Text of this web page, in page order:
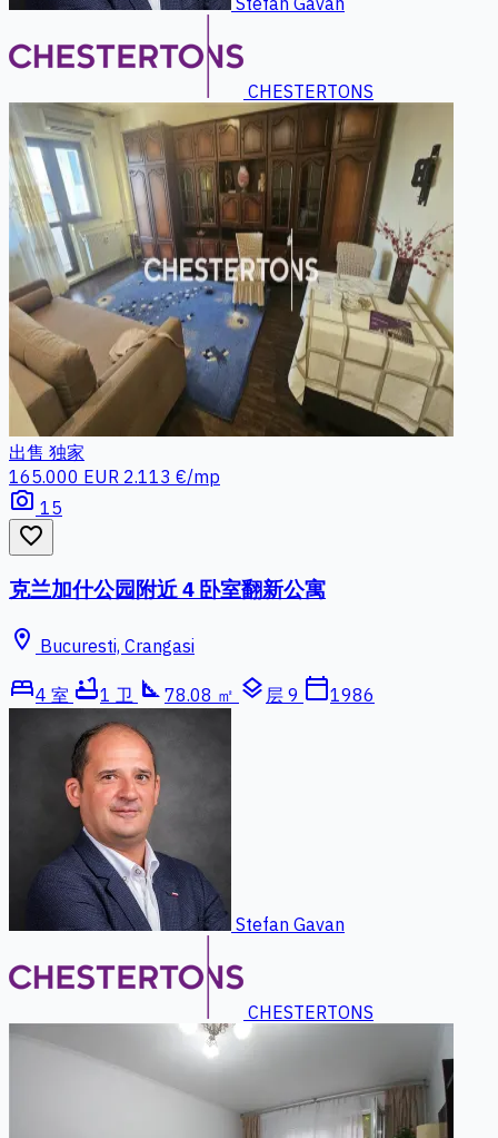
CHESTERTONS
出售 独家
165.000 EUR 2.113 €/mp
photo_camera 15
favorite_border
克兰加什公园附近 4 卧室翻新公寓
location_on Bucuresti, Crangasi
bed4 室 bathtub1 卫 square_foot 78.08 ㎡ layers 层 9 calendar_today1986
Stefan Gavan
CHESTERTONS